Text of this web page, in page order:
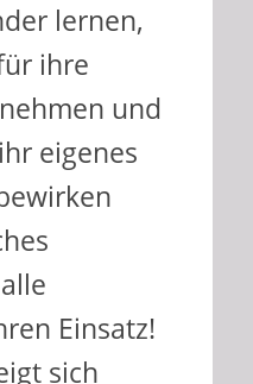
lernen,
ihre
und
eigenes
Einsatz!
sich